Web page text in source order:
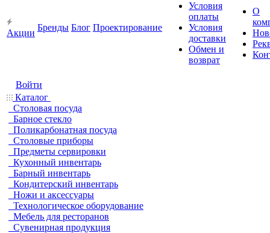
Акции
Бренды Блог Проектирование
Условия
оплаты
Условия
доставки
Обмен и
возврат
О
Войти
Каталог
Столовая посуда
Барное стекло
Поликарбонатная посуда
Столовые приборы
Предметы сервировки
Кухонный инвентарь
Барный инвентарь
Кондитерский инвентарь
Ножи и аксессуары
Технологическое оборудование
Мебель для ресторанов
Сувенирная продукция